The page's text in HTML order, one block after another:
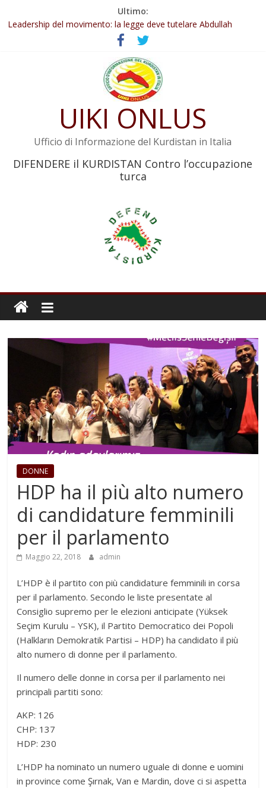
Ultimo:
Abdullah Öcalan: Le legge negativa deve essere trasformata in
legge positiva
Leadership del movimento: la legge deve tutelare Abdullah
Öcalan e l’intero movimento
Commissione donne del KNK: Şengal è di nuovo sotto minaccia
Non tenere conto della situazione di Rêber Apo ostacolerebbe
Il KNK chiede un’azione internazionale contro i crimini di guerra
UIKI ONLUS
Ufficio di Informazione del Kurdistan in Italia
DIFENDERE il KURDISTAN Contro l’occupazione
turca
DONNE
HDP ha il più alto numero
di candidature femminili
per il parlamento
Maggio 22, 2018 admin
L’HDP è il partito con più candidature femminili in corsa
per il parlamento. Secondo le liste presentate al
Consiglio supremo per le elezioni anticipate (Yüksek
Seçim Kurulu – YSK), il Partito Democratico dei Popoli
(Halkların Demokratik Partisi – HDP) ha candidato il più
alto numero di donne per il parlamento.
Il numero delle donne in corsa per il parlamento nei
principali partiti sono:
AKP: 126
CHP: 137
HDP: 230
L’HDP ha nominato un numero uguale di donne e uomini
in province come Şırnak, Van e Mardin, dove ci si aspetta